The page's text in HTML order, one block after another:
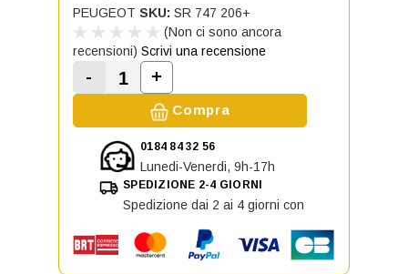
PEUGEOT SKU: SR 747 206+
(Non ci sono ancora
recensioni) Scrivi una recensione
Diminuisci la quantità di Specchietto
-
Aumenta la quantità di
+
Compra
0184 84 32 56
Lunedi-Venerdi, 9h-17h
SPEDIZIONE 2-4 GIORNI
Spedizione dai 2 ai 4 giorni con